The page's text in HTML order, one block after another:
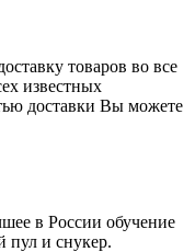
товаров во все
известных
доставки Вы можете
в России обучение
пул и снукер.